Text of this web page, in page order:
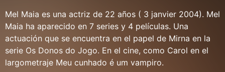
Mel Maia es una actriz de 22 años ( 3 janvier 2004). Mel
Maia ha aparecido en 7 series y 4 películas. Una
actuación que se encuentra en el papel de Mirna en la
serie Os Donos do Jogo. En el cine, como Carol en el
largometraje Meu cunhado é um vampiro.